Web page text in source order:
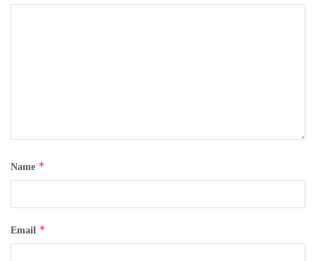
Name *
Email *